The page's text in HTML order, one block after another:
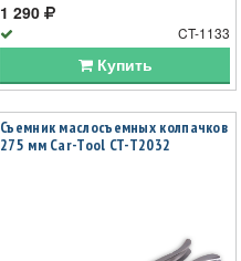
1 290
CT-1133
Купить
Съемник маслосъемных колпачков
275 мм Car-Tool CT-T2032